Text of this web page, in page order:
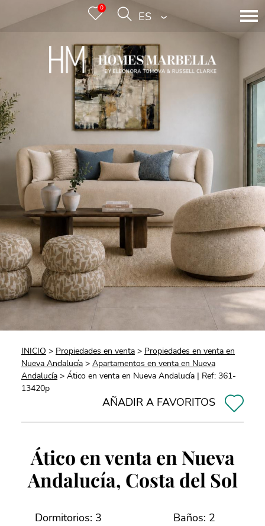
0
ESPAÑOL
INICIO > Propiedades en venta > Propiedades en venta en
Nueva Andalucía > Apartamentos en venta en Nueva
Andalucía > Ático en venta en Nueva Andalucía | Ref: 361-
13420p
AÑADIR A FAVORITOS
Ático en venta en Nueva
Andalucía, Costa del Sol
Dormitorios: 3
Baños: 2